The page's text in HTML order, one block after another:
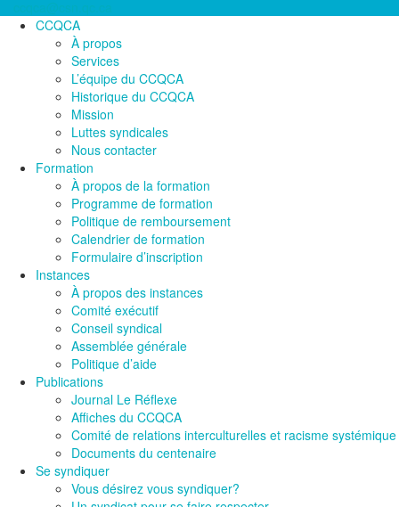
CCQCA
À propos
Services
L’équipe du CCQCA
Historique du CCQCA
Mission
Luttes syndicales
Nous contacter
Formation
À propos de la formation
Programme de formation
Politique de remboursement
Calendrier de formation
Formulaire d’inscription
Instances
À propos des instances
Comité exécutif
Conseil syndical
Assemblée générale
Politique d’aide
Publications
Journal Le Réflexe
Affiches du CCQCA
Comité de relations interculturelles et racisme systémique
Documents du centenaire
Se syndiquer
Vous désirez vous syndiquer?